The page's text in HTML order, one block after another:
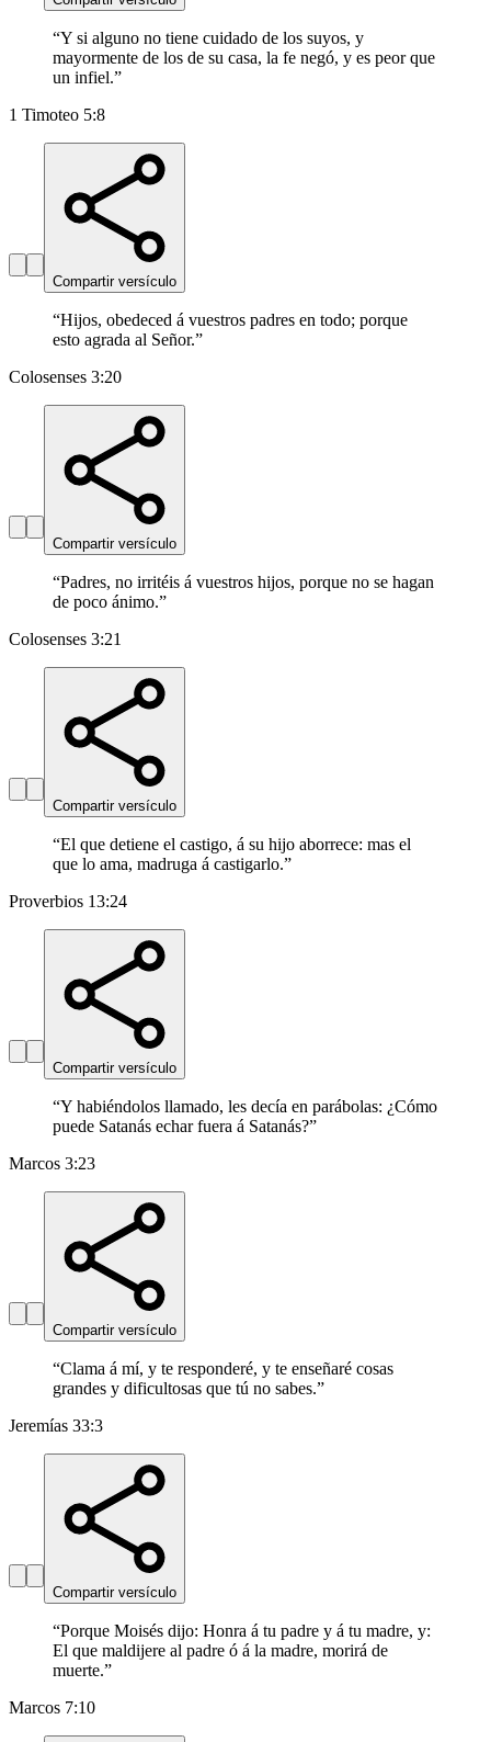
“Y si alguno no tiene cuidado de los suyos, y
mayormente de los de su casa, la fe negó, y es peor que
un infiel.”
1 Timoteo 5:8
Compartir versículo
“Hijos, obedeced á vuestros padres en todo; porque
esto agrada al Señor.”
Colosenses 3:20
Compartir versículo
“Padres, no irritéis á vuestros hijos, porque no se hagan
de poco ánimo.”
Colosenses 3:21
Compartir versículo
“El que detiene el castigo, á su hijo aborrece: mas el
que lo ama, madruga á castigarlo.”
Proverbios 13:24
Compartir versículo
“Y habiéndolos llamado, les decía en parábolas: ¿Cómo
puede Satanás echar fuera á Satanás?”
Marcos 3:23
Compartir versículo
“Clama á mí, y te responderé, y te enseñaré cosas
grandes y dificultosas que tú no sabes.”
Jeremías 33:3
Compartir versículo
“Porque Moisés dijo: Honra á tu padre y á tu madre, y:
El que maldijere al padre ó á la madre, morirá de
muerte.”
Marcos 7:10